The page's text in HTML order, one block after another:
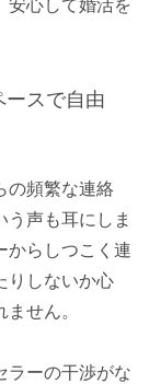
安心して婚活を
ースで自由
の頻繁な連絡
声も耳にしま
からしつこく連
りしないか心
せん。
ラーの干渉がな